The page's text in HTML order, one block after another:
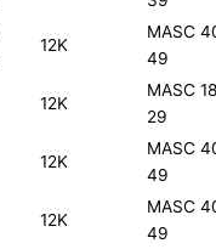
12K
MASC
49
12K
MASC
29
12K
MASC
49
12K
MASC
49